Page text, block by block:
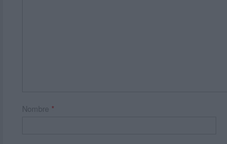
Nombre *